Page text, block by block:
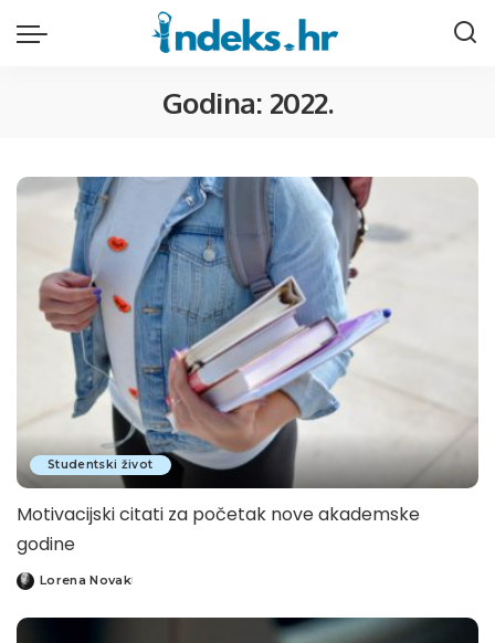
Godina: 2022.
Studentski život
Motivacijski citati za početak nove akademske
godine
Posted
Lorena Novak